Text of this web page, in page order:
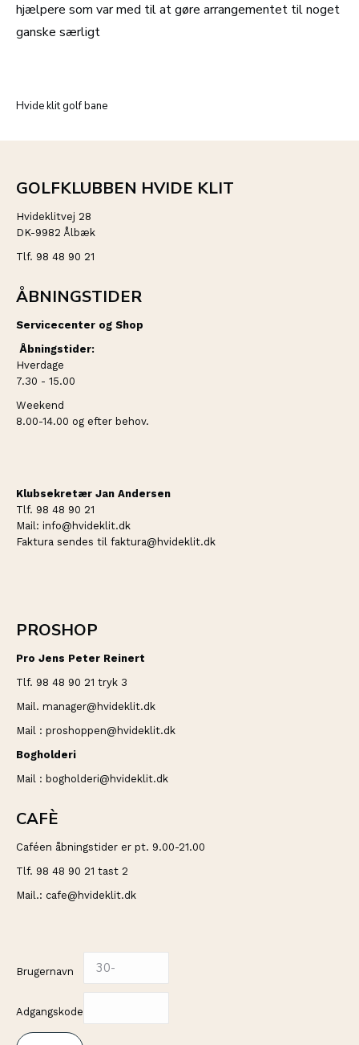
hjælpere som var med til at gøre arrangementet til noget
ganske særligt
Hvide klit golf bane
GOLFKLUBBEN HVIDE KLIT
Hvideklitvej 28
DK-9982 Ålbæk
Tlf. 98 48 90 21
ÅBNINGSTIDER
Servicecenter og Shop
Åbningstider:
Hverdage
7.30 - 15.00
Weekend
8.00-14.00 og efter behov.
Klubsekretær Jan Andersen
Tlf. 98 48 90 21
Mail: info@hvideklit.dk
Faktura sendes til faktura@hvideklit.dk
PROSHOP
Pro Jens Peter Reinert
Tlf. 98 48 90 21 tryk 3
Mail. manager@hvideklit.dk
Mail : proshoppen@hvideklit.dk
Bogholderi
Mail : bogholderi@hvideklit.dk
CAFÈ
Caféen åbningstider er pt. 9.00-21.00
Tlf. 98 48 90 21 tast 2
Mail.: cafe@hvideklit.dk
Brugernavn
Adgangskode